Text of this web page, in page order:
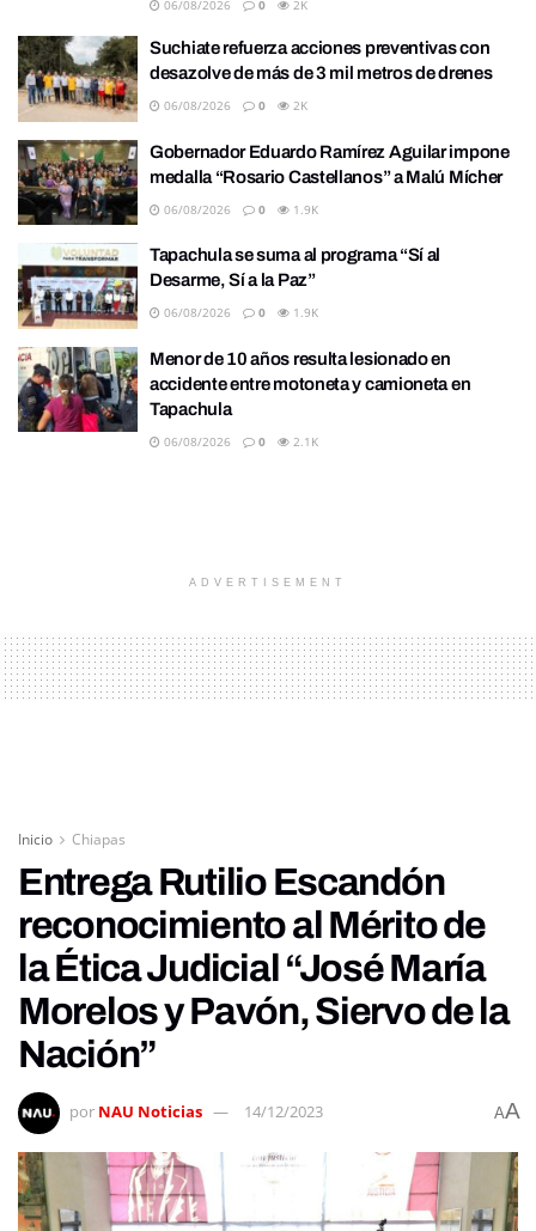
06/08/2026 0 2K
Suchiate refuerza acciones preventivas con
desazolve de más de 3 mil metros de drenes
06/08/2026 0 2K
Gobernador Eduardo Ramírez Aguilar impone
medalla “Rosario Castellanos” a Malú Mícher
06/08/2026 0 1.9K
Tapachula se suma al programa “Sí al
Desarme, Sí a la Paz”
06/08/2026 0 1.9K
Menor de 10 años resulta lesionado en
accidente entre motoneta y camioneta en
Tapachula
06/08/2026 0 2.1K
ADVERTISEMENT
Inicio Chiapas
Entrega Rutilio Escandón
reconocimiento al Mérito de
la Ética Judicial “José María
Morelos y Pavón, Siervo de la
Nación”
por NAU Noticias 14/12/2023 AA